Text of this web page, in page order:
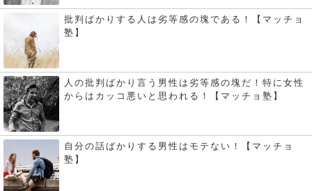
批判ばかりする人は劣等感の塊である！【マッチョ
塾】
人の批判ばかり言う男性は劣等感の塊だ！特に女性
からはカッコ悪いと思われる！【マッチョ塾】
自分の話ばかりする男性はモテない！【マッチョ
塾】